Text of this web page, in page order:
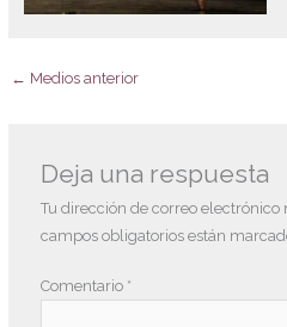
← Medios anterior
Deja una respuesta
Tu dirección de correo electrónico
campos obligatorios están
Comentario *